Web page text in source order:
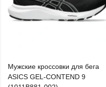
Мужские кроссовки для бега
ASICS GEL-CONTEND 9